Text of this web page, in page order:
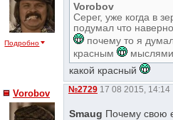
Подробно
Vorobov
Серег, уже когда в
подумал что
почему то я
красным
мыслями
какой красный
Vorobov №2729 17 08 2015, 14:14
Smaug Почему свою